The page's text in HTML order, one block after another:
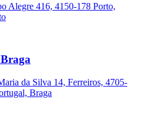
Alegre 416, 4150-178 Porto,
da Silva 14, Ferreiros, 4705-
Braga